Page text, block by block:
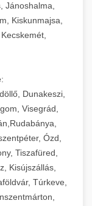
Jánoshalma,
Kiskunmajsa,
Dunakeszi,
Visegrád,
Ózd,
Tiszafüred,
Kisújszállás,
Túrkeve,